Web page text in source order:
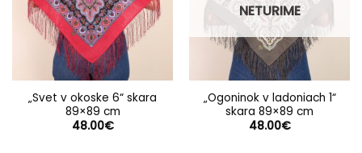
„Svet v okoske 6“ skara
89×89 cm
48.00€
NETURIME
„Ogoninok v ladoniach 1“
skara 89×89 cm
48.00€